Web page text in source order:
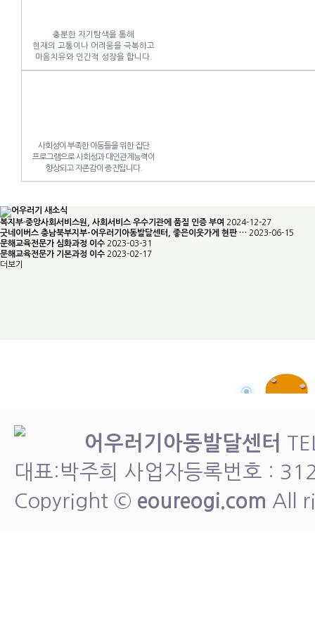
충분한 자기탐색을 통해
현재의 고통이나 어려움을 극복하고
마음치유와 인간적 성장을 합니다.
사회성이 부족한 아동들을 위한 집단
프로그램으로 사회성과 대인관계능력이
향상되고 자존감이 증진됩니다.
복지부·중앙사회서비스원, 사회서비스 우수기관에 품질 인증 부여 2024-12-27
굿네이버스 충남북부지부-어우러기아동발달센터, 좋은이웃가게 현판 … 2023-06-15
문해교육전문가 심화과정 이수 2023-03-31
문해교육전문가 기본과정 이수 2023-02-17
더보기
어우러기아동발달센터
대표:박주희 사업자등록번호 :
Copyright © eoureogi.com All